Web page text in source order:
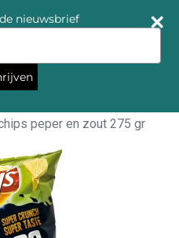
peper en zout 275 gr
nieuwsbrief